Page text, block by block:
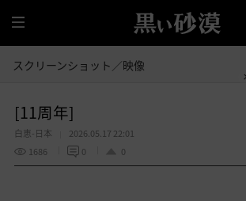
全
体
スクリーンショット／映像
[11周年]
白恵-日本
2026.05.17 22:01
1686
0 0